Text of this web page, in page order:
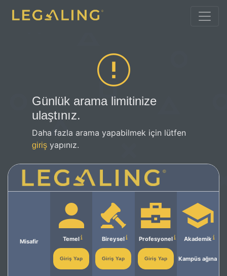
Günlük arama limitinize
ulaştınız.
Daha fazla arama yapabilmek için lütfen
giriş yapınız.
Misafir Temel
Giriş Yap
Bireysel
Giriş Yap
Profesyonel
Giriş Yap
Akademik
Kampüs ağına